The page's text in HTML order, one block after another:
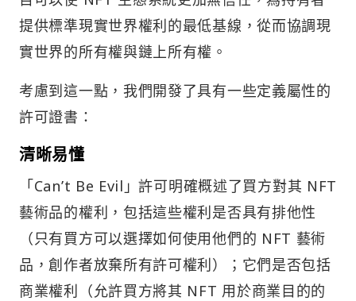
提供標準現實世界權利的最低基線，從而協調現
實世界的所有權與鏈上所有權。
考慮到這一點，我們開發了具有一些定義屬性的
許可證書：
清晰易懂
「Can’t Be Evil」許可明確概述了買方對其 NFT
藝術品的權利，包括這些權利是否具有排他性
（只有買方可以選擇如何使用他們的 NFT 藝術
品，創作者放棄所有許可權利）；它們是否包括
商業權利（允許買方將其 NFT 用於商業目的的